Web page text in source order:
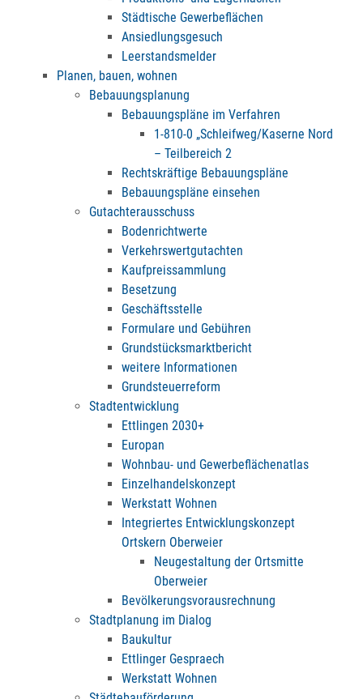
Städtische Gewerbeflächen
Ansiedlungsgesuch
Leerstandsmelder
Planen, bauen, wohnen
Bebauungsplanung
Bebauungspläne im Verfahren
1-810-0 „Schleifweg/Kaserne Nord
– Teilbereich 2
Rechtskräftige Bebauungspläne
Bebauungspläne einsehen
Gutachterausschuss
Bodenrichtwerte
Verkehrswertgutachten
Kaufpreissammlung
Besetzung
Geschäftsstelle
Formulare und Gebühren
Grundstücksmarktbericht
weitere Informationen
Grundsteuerreform
Stadtentwicklung
Ettlingen 2030+
Europan
Wohnbau- und Gewerbeflächenatlas
Einzelhandelskonzept
Werkstatt Wohnen
Integriertes Entwicklungskonzept
Ortskern Oberweier
Neugestaltung der Ortsmitte
Oberweier
Bevölkerungsvorausrechnung
Stadtplanung im Dialog
Baukultur
Ettlinger Gespraech
Werkstatt Wohnen